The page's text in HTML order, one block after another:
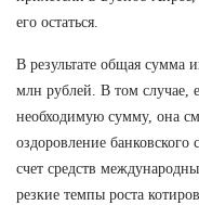
его остаться.
В результате общая сумма
млн рублей. В том случае,
необходимую сумму, она
оздоровление
счет средств
резкие темпы роста